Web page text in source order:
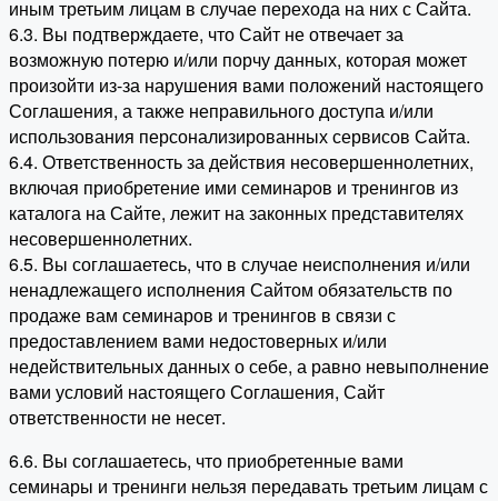
иным третьим лицам в случае перехода на них с Сайта.
6.3. Вы подтверждаете, что Сайт не отвечает за
возможную потерю и/или порчу данных, которая может
произойти из-за нарушения вами положений настоящего
Соглашения, а также неправильного доступа и/или
использования персонализированных сервисов Сайта.
6.4. Ответственность за действия несовершеннолетних,
включая приобретение ими семинаров и тренингов из
каталога на Сайте, лежит на законных представителях
несовершеннолетних.
6.5. Вы соглашаетесь, что в случае неисполнения и/или
ненадлежащего исполнения Сайтом обязательств по
продаже вам семинаров и тренингов в связи с
предоставлением вами недостоверных и/или
недействительных данных о себе, а равно невыполнение
вами условий настоящего Соглашения, Сайт
ответственности не несет.
6.6. Вы соглашаетесь, что приобретенные вами
семинары и тренинги нельзя передавать третьим лицам с